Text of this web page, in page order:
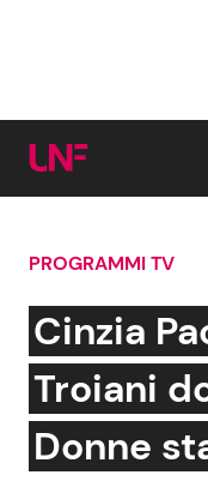
Cerca:
News e
Attualità Italiana
PROGRAMMI TV
Cinzia
Troiani
Donne